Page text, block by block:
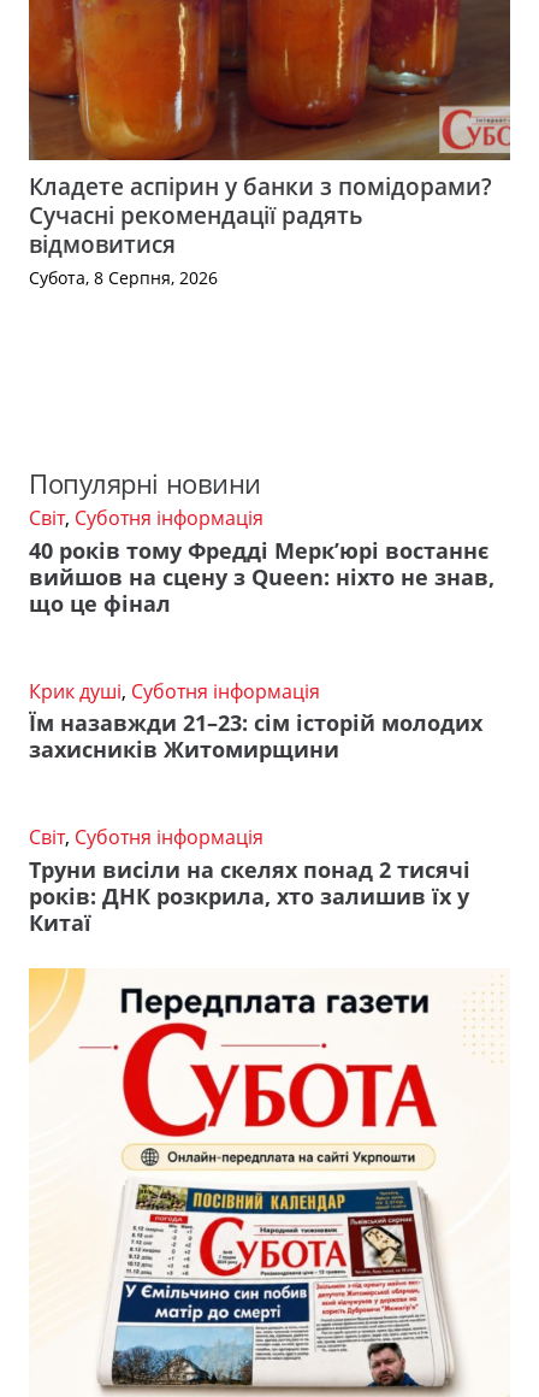
Кладете аспірин у банки з помідорами?
Сучасні рекомендації радять
відмовитися
Субота, 8 Серпня, 2026
Популярні новини
Світ, Суботня інформація
40 років тому Фредді Мерк’юрі востаннє
вийшов на сцену з Queen: ніхто не знав,
що це фінал
Крик душі, Суботня інформація
Їм назавжди 21–23: сім історій молодих
захисників Житомирщини
Світ, Суботня інформація
Труни висіли на скелях понад 2 тисячі
років: ДНК розкрила, хто залишив їх у
Китаї